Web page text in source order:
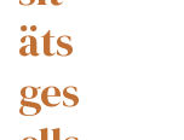
äts
ges